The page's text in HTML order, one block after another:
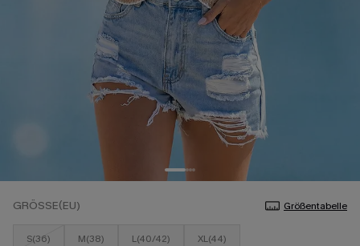
GRÖSSE(EU) Größentabelle
S(36) M(38) L(40/42) XL(44)